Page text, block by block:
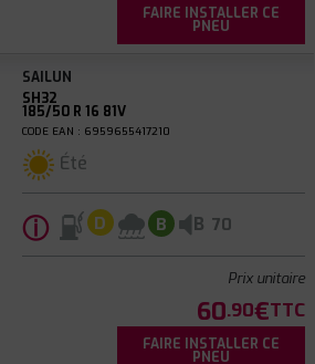
FAIRE INSTALLER CE
PNEU
SAILUN
SH32
185/50 R 16 81V
CODE EAN : 6959655417210
Été
ⓘ D B B 70
Prix unitaire
60.90€TTC
FAIRE INSTALLER CE
PNEU